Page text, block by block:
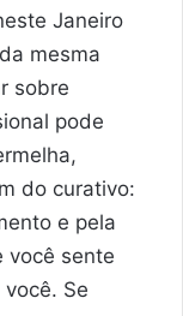
Janeiro
mesma
sobre
pode
do curativo:
e pela
você sente
Se